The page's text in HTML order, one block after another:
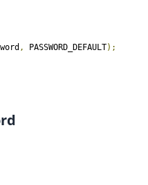
, PASSWORD_DEFAULT);